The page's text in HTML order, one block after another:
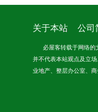
关于本站 公司
必屋客转载于网络的文
并不代表本站观点及立
业地产、整层办公室、